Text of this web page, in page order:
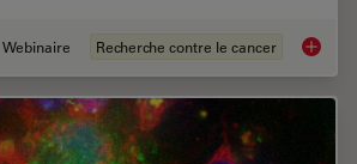
Webinaire Recherche contre le cancer The